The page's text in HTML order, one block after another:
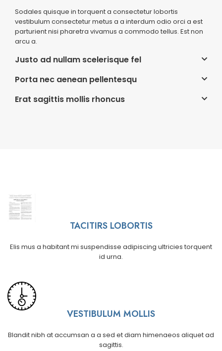
Sodales quisque in torquent a consectetur lobortis
vestibulum consectetur metus a a interdum odio orci a est
parturient nisi pharetra vivamus a commodo tellus. Est non
arcu a.
Justo ad nullam scelerisque fel
Porta nec aenean pellentesqu
Erat sagittis mollis rhoncus
TACITIRS LOBORTIS
Elis mus a habitant mi suspendisse adipiscing ultricies torquent
id urna.
VESTIBULUM MOLLIS
Blandit nibh at accumsan a a sed et diam himenaeos aliquet ad
sagittis.